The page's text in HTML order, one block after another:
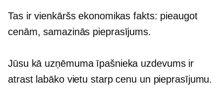
Tas ir vienkāršs ekonomikas fakts: pieaugot
cenām, samazinās pieprasījums.
Jūsu kā uzņēmuma īpašnieka uzdevums ir
atrast labāko vietu starp cenu un pieprasījumu.